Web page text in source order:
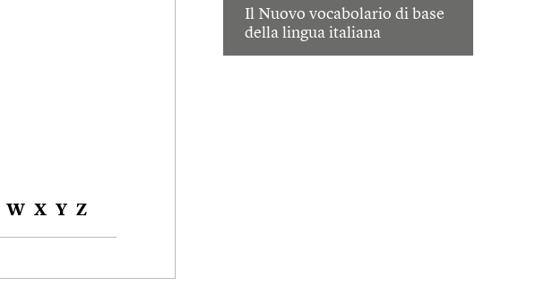
Il Nuovo vocabolario di base
della lingua italiana
W X Y Z